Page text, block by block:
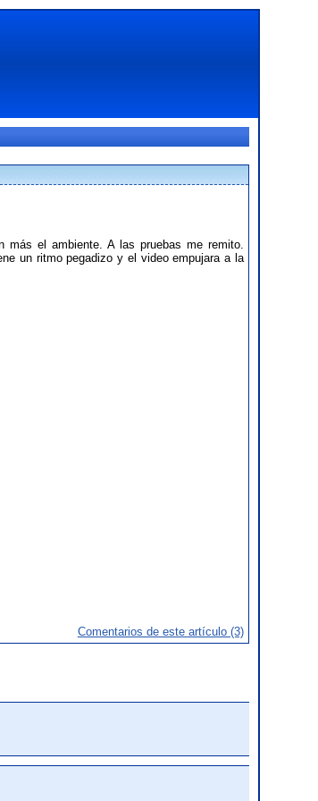
más el ambiente. A las pruebas me remito.
un ritmo pegadizo y el video empujara a la
Comentarios de este artículo (3)